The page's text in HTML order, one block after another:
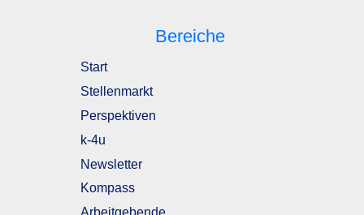
Bereiche
Start
Stellenmarkt
Perspektiven
k-4u
Newsletter
Kompass